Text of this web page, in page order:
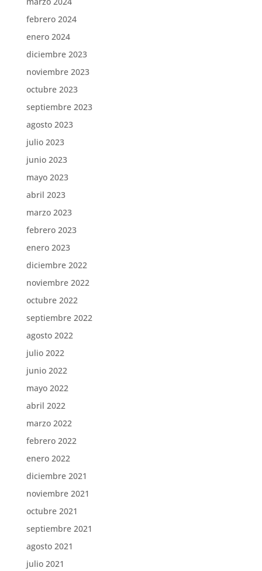
febrero 2024
enero 2024
diciembre 2023
noviembre 2023
octubre 2023
septiembre 2023
agosto 2023
julio 2023
junio 2023
mayo 2023
abril 2023
marzo 2023
febrero 2023
enero 2023
diciembre 2022
noviembre 2022
octubre 2022
septiembre 2022
agosto 2022
julio 2022
junio 2022
mayo 2022
abril 2022
marzo 2022
febrero 2022
enero 2022
diciembre 2021
noviembre 2021
octubre 2021
septiembre 2021
agosto 2021
julio 2021